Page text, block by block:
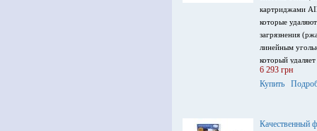
картриджами
которые
загрязнения
линейным
который
6 293 грн
Купить
Качественный